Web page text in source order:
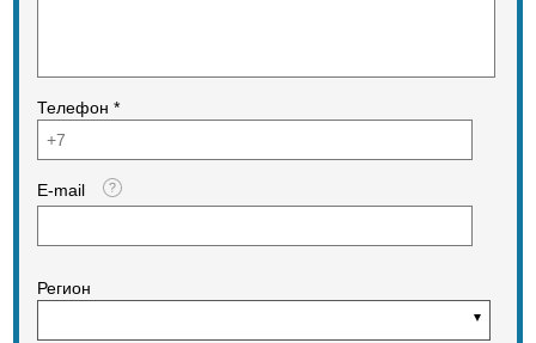
Телефон *
E-mail
Регион